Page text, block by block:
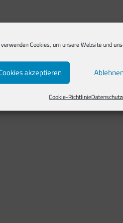
Cookies, um unsere Website und
akzeptieren Ablehnen
Cookie-Richtlinie